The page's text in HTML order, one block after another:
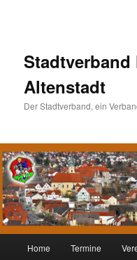
Stadtverband
Altenstadt
Der Stadtverband, ein
Zum
Zum
Home Termine